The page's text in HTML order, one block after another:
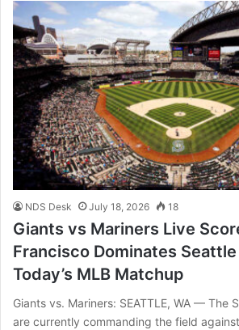
NDS Desk July 18, 2026 18
Giants vs Mariners Live
Francisco Dominates
Today’s MLB Matchup
Giants vs. Mariners: SEATTLE, WA — The
are currently commanding the field